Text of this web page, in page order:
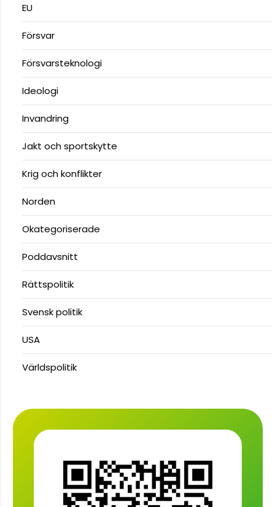
EU
Försvar
Försvarsteknologi
Ideologi
Invandring
Jakt och sportskytte
Krig och konflikter
Norden
Okategoriserade
Poddavsnitt
Rättspolitik
Svensk politik
USA
Världspolitik